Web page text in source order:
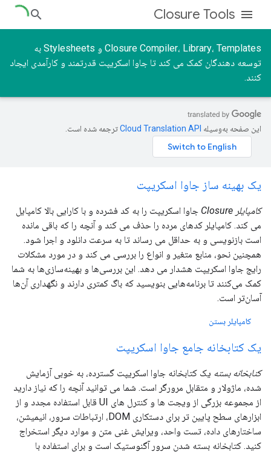
Closure Tools
Closure Compiler، Library، Templates و Stylesheets به
توسعه دهندگان کمک می کند تا جاوا اسکریپت قدرتمند و کارآمدی ایجاد
کنند.
این صفحه به‌وسیله ترجمه شده است.
یک بهینه ساز جاوا اسکریپت
کامپایلر Closure
جاوا اسکریپت را به کد فشرده و با کارایی بالا کامپایل
می کند. کامپایلر کدهای مرده را حذف می کند و آنچه را که باقی مانده
است بازنویسی و به حداقل می رساند تا به سرعت دانلود و اجرا شود.
همچنین نحو، منابع متغیر و انواع را بررسی می کند و در مورد مشکلات
رایج جاوا اسکریپت هشدار می دهد. این بررسی‌ها و بهینه‌سازی‌ها به شما
کمک می‌کنند تا برنامه‌هایی بنویسید که باگ کمتری دارند و نگهداری آن‌ها
آسان‌تر است.
کامپایلر بستن
یک کتابخانه جامع جاوا اسکریپت
کتابخانه بسته یک کتابخانه جاوا اسکریپت گسترده، به خوبی آزمایش
شده، ماژولار و متقابل مرورگر است. شما می توانید آنچه را که نیاز دارید
از مجموعه بزرگی از ویجت ها و کنترل های UI قابل استفاده مجدد و از
ابزارهای سطح پایین تر برای دستکاری DOM، ارتباطات سرور، انیمیشن،
ساختارهای داده، تست واحد، ویرایش غنی متن و موارد دیگر استخراج
کنید. کتابخانه بسته شدن سرور آگنوستیک است و برای استفاده با